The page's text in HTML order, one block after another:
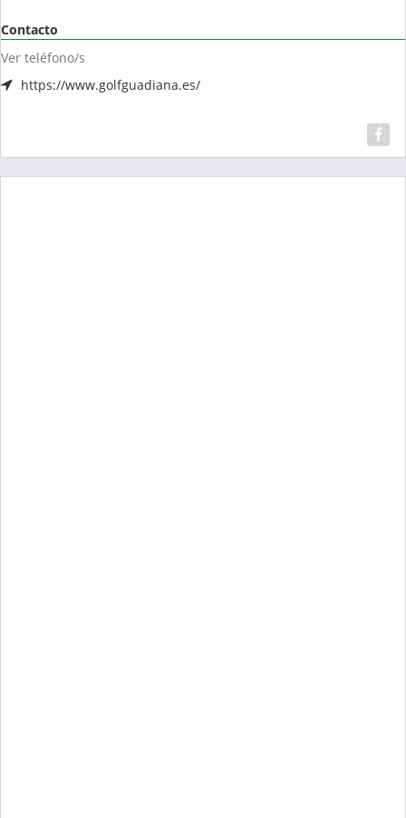
Contacto
Ver teléfono/s
https://www.golfguadiana.es/